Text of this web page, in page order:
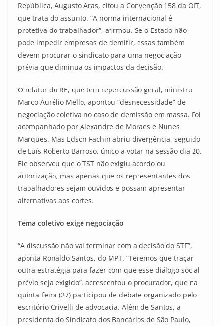
República, Augusto Aras, citou a Convenção 158 da OIT,
que trata do assunto. “A norma internacional é
protetiva do trabalhador”, afirmou. Se o Estado não
pode impedir empresas de demitir, essas também
devem procurar o sindicato para uma negociação
prévia que diminua os impactos da decisão.
O relator do RE, que tem repercussão geral, ministro
Marco Aurélio Mello, apontou “desnecessidade” de
negociação coletiva no caso de demissão em massa. Foi
acompanhado por Alexandre de Moraes e Nunes
Marques. Mas Edson Fachin abriu divergência, seguido
de Luís Roberto Barroso, único a votar na sessão dia 20.
Ele observou que o TST não exigiu acordo ou
autorização, mas apenas que os representantes dos
trabalhadores sejam ouvidos e possam apresentar
alternativas aos cortes.
Tema coletivo exige negociação
“A discussão não vai terminar com a decisão do STF”,
aponta Ronaldo Santos, do MPT. “Teremos que traçar
outra estratégia para fazer com que esse diálogo social
prévio seja exigido”, acrescentou o procurador, que na
quinta-feira (27) participou de debate organizado pelo
escritório Crivelli de advocacia. Além de Santos, a
presidenta do Sindicato dos Bancários de São Paulo,